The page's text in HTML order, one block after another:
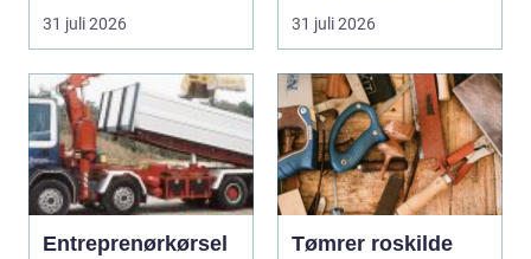
31 juli 2026
streger på p...
31 juli 2026
Entreprenørkørsel
Tømrer roskilde